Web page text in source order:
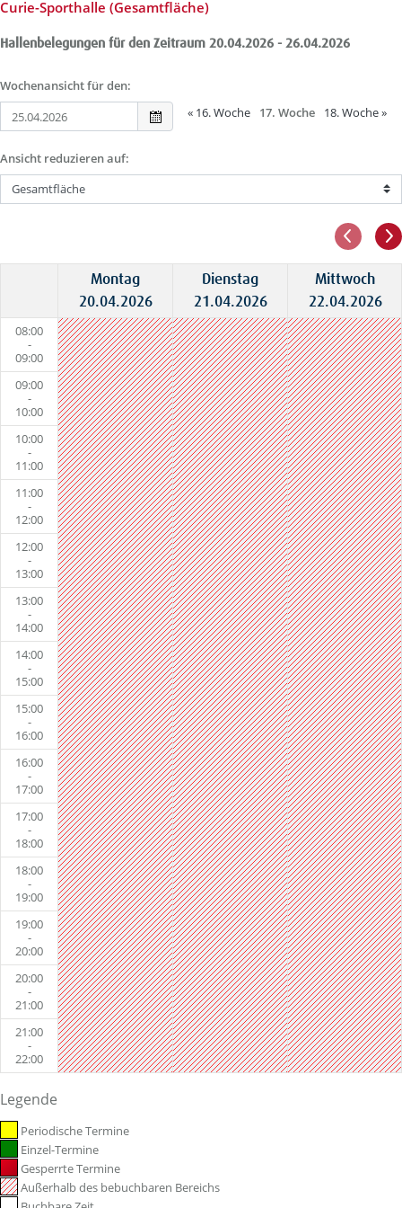
Curie-Sporthalle (Gesamtfläche)
Hallenbelegungen für den Zeitraum 20.04.2026 - 26.04.2026
Wochenansicht für den:
« 16. Woche 17. Woche 18. Woche»
Ansicht reduzieren auf:
08:00
-
09:00
09:00
-
10:00
10:00
-
11:00
11:00
-
12:00
12:00
-
13:00
13:00
-
14:00
14:00
-
15:00
15:00
-
16:00
16:00
-
17:00
17:00
-
18:00
18:00
-
19:00
19:00
-
20:00
20:00
-
21:00
21:00
-
22:00
Montag
20.04.2026
Dienstag
21.04.2026
Mittwoch
22.04.2026
Legende
Periodische Termine
Einzel-Termine
Gesperrte Termine
Außerhalb des bebuchbaren Bereichs